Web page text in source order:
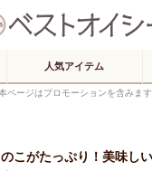
人気アイテム
ページはプロモーションを含みます
こがたっぷり！美味し